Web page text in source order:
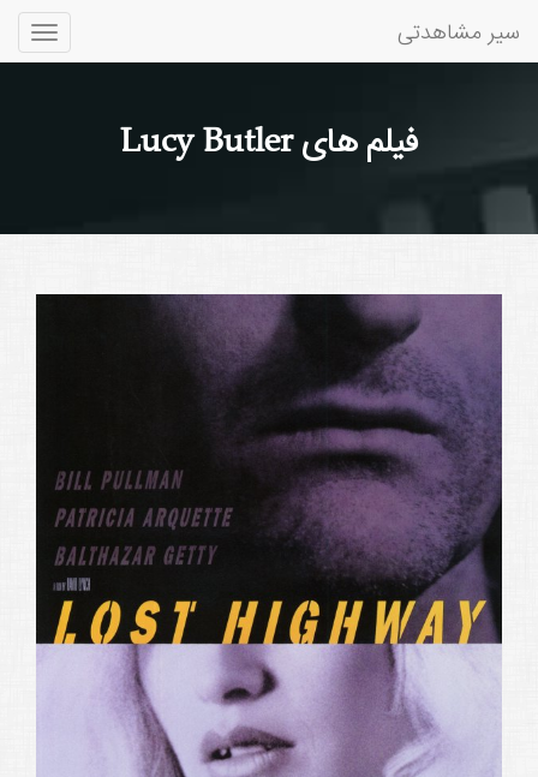
سیر مشاهدتی
فیلم های Lucy Butler